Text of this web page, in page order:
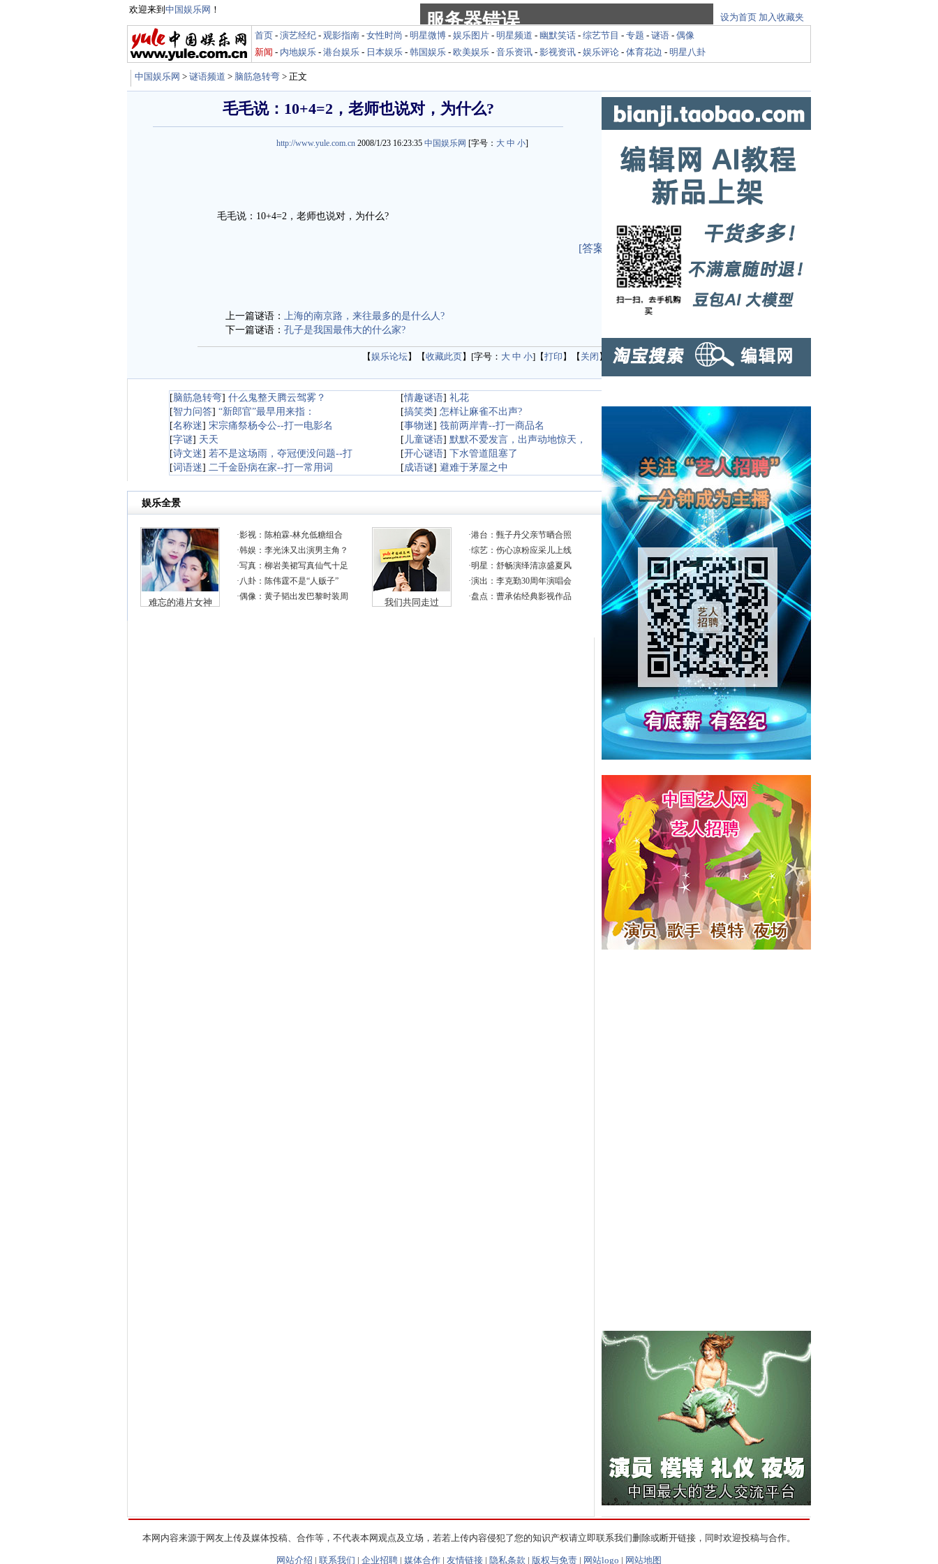
欢迎来到 中国娱乐网 ！
设为首页 加入收藏夹
首页 - 演艺经纪 - 观影指南 - 女性时尚 - 明星微博 - 娱乐图片 - 明星频道 - 幽默笑话 - 综艺节目 - 专题 - 谜语 - 偶像
新闻 - 内地娱乐 - 港台娱乐 - 日本娱乐 - 韩国娱乐 - 欧美娱乐 - 音乐资讯 - 影视资讯 - 娱乐评论 - 体育花边 - 明星八卦
中国娱乐网 > 谜语频道 > 脑筋急转弯 > 正文
毛毛说：10+4=2，老师也说对，为什么?
http://www.yule.com.cn 2008/1/23 16:23:35 中国娱乐网 [字号： 大 中 小]
毛毛说：10+4=2，老师也说对，为什么?
[答案]
上一篇谜语： 上海的南京路，来往最多的是什么人?
下一篇谜语： 孔子是我国最伟大的什么家?
【娱乐论坛】【收藏此页】[字号： 大 中 小]【打印 】【 关闭 】
[脑筋急转弯] 什么鬼整天腾云驾雾？ [情趣谜语] 礼花
[智力问答] “新郎官”最早用来指： [搞笑类] 怎样让麻雀不出声?
[名称迷] 宋宗痛祭杨令公--打一电影名 [事物迷] 筏前两岸青--打一商品名
[字谜] 天天 [ 儿童谜语] 默默不爱发言，出声动地惊天，
[诗文迷] 若不是这场雨，夺冠便没问题--打 [开心谜语] 下水管道阻塞了
[词语迷] 二千金卧病在家--打一常用词 [成语谜] 避难于茅屋之中
本网内容来源于网友上传及媒体投稿、合作等，不代表本网观点及立场，若若上传内容侵犯了您的知识产权请立即联系我们删除或断开链接，同时欢迎投稿与合作。
网站介绍 | 联系我们 | 企业招聘 | 媒体合作 | 友情链接 | 隐私条款 | 版权与免责 | 网站logo | 网站地图